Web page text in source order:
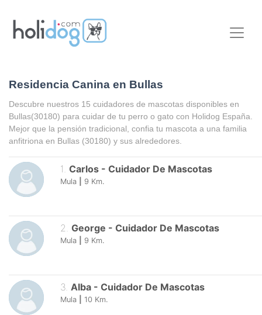
Residencia Canina en Bullas
Descubre nuestros 15 cuidadores de mascotas disponibles en
Bullas(30180) para cuidar de tu perro o gato con Holidog España.
Mejor que la pensión tradicional, confia tu mascota a una familia
anfitriona en Bullas (30180) y sus alrededores.
1 Carlos - Cuidador De Mascotas
Mula 9 Km.
2. George - Cuidador De Mascotas
Mula 9 Km.
3. Alba - Cuidador De Mascotas
Mula 10 Km.